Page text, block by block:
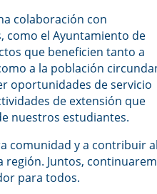
colaboración con
como el Ayuntamiento de
que beneficien tanto a
a la población
oportunidades de servicio
de extensión que
nuestros estudiantes.
comunidad y a contribuir
región. Juntos,
para todos.